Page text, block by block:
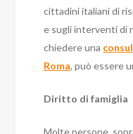
cittadini italiani di
e sugli interventi di
chiedere una
Roma, può essere
Diritto di famiglia